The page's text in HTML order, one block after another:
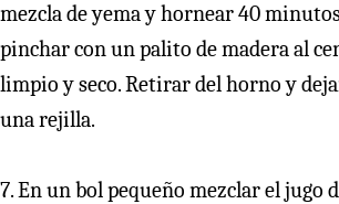
mezcla de yema y hornear 40
pinchar con un palito de madera al
limpio y seco. Retirar del horno y
una rejilla.
7. En un bol pequeño mezclar el jugo